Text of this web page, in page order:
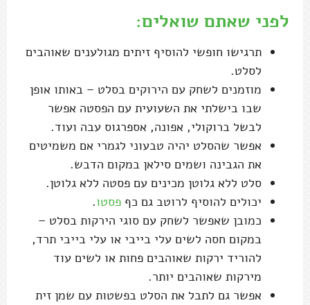
לפני שאתם שואלים:
תרגישו חופשי להוסיף זיתים מגולענים שאוהבים
לסלט.
מוזמנים לשחק עם הירוקים בסלט – באותו אופן
שבו בישלתי את השעועית עם הפסטה אפשר
לבשל ברוקולי, אפונה, אספרגוס עבה ועוד.
אפשר שהסלט יהיה טבעוני לגמרי אם משמיטים
את הגבינה ושמים סילאן במקום הדבש.
סלט ללא גלוטן מכינים עם פסטה ללא גלוטן.
יכולים להוסיף לרוטב גם כף פסטו.
כמובן שאפשר לשחק עם סוגי הירקות בסלט –
במקום חסה לשים עלי בייבי או עלי בייבי תרד,
להוריד ירקות שאוהבים פחות או לשים עוד
מירקות שאוהבים יותר.
אפשר גם לתבל את הסלט בפשטות עם שמן זית